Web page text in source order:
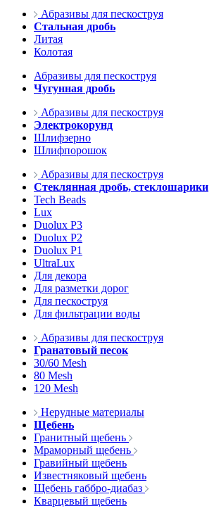
Абразивы для пескоструя
Стальная дробь
Литая
Колотая
Абразивы для пескоструя
Чугунная дробь
Абразивы для пескоструя
Электрокорунд
Шлифзерно
Шлифпорошок
Абразивы для пескоструя
Стеклянная дробь, стеклошарики
Tech Beads
Lux
Duolux P3
Duolux P2
Duolux P1
UltraLux
Для декора
Для разметки дорог
Для пескоструя
Для фильтрации воды
Абразивы для пескоструя
Гранатовый песок
30/60 Mesh
80 Mesh
120 Mesh
Нерудные материалы
Щебень
Гранитный щебень
Мраморный щебень
Гравийный щебень
Известняковый щебень
Щебень габбро-диабаз
Кварцевый щебень